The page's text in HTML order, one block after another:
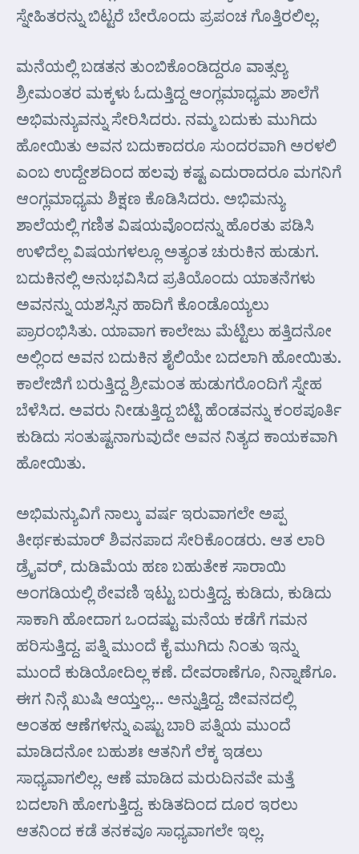
ಸ್ನೇಹಿತರನ್ನು ಬಿಟ್ಟರೆ ಬೇರೊಂದು ಪ್ರಪಂಚ ಗೊತ್ತಿರಲಿಲ್ಲ.
ಮನೆಯಲ್ಲಿ ಬಡತನ ತುಂಬಿಕೊಂಡಿದ್ದರೂ ವಾತ್ಸಲ್ಯ
ಶ್ರೀಮಂತರ ಮಕ್ಕಳು ಓದುತ್ತಿದ್ದ ಆಂಗ್ಲಮಾಧ್ಯಮ ಶಾಲೆಗೆ
ಅಭಿಮನ್ಯುವನ್ನು ಸೇರಿಸಿದರು. ನಮ್ಮ ಬದುಕು ಮುಗಿದು
ಹೋಯಿತು ಅವನ ಬದುಕಾದರೂ ಸುಂದರವಾಗಿ ಅರಳಲಿ
ಎಂಬ ಉದ್ದೇಶದಿಂದ ಹಲವು ಕಷ್ಟ ಎದುರಾದರೂ ಮಗನಿಗೆ
ಆಂಗ್ಲಮಾಧ್ಯಮ ಶಿಕ್ಷಣ ಕೊಡಿಸಿದರು. ಅಭಿಮನ್ಯು
ಶಾಲೆಯಲ್ಲಿ ಗಣಿತ ವಿಷಯವೊಂದನ್ನು ಹೊರತು ಪಡಿಸಿ
ಉಳಿದೆಲ್ಲ ವಿಷಯಗಳಲ್ಲೂ ಅತ್ಯಂತ ಚುರುಕಿನ ಹುಡುಗ.
ಬದುಕಿನಲ್ಲಿ ಅನುಭವಿಸಿದ ಪ್ರತಿಯೊಂದು ಯಾತನೆಗಳು
ಅವನನ್ನು ಯಶಸ್ಸಿನ ಹಾದಿಗೆ ಕೊಂಡೊಯ್ಯಲು
ಪ್ರಾರಂಭಿಸಿತು. ಯಾವಾಗ ಕಾಲೇಜು ಮೆಟ್ಟಿಲು ಹತ್ತಿದನೋ
ಅಲ್ಲಿಂದ ಅವನ ಬದುಕಿನ ಶೈಲಿಯೇ ಬದಲಾಗಿ ಹೋಯಿತು.
ಕಾಲೇಜಿಗೆ ಬರುತ್ತಿದ್ದ ಶ್ರೀಮಂತ ಹುಡುಗರೊಂದಿಗೆ ಸ್ನೇಹ
ಬೆಳೆಸಿದ. ಅವರು ನೀಡುತ್ತಿದ್ದ ಬಿಟ್ಟಿ ಹೆಂಡವನ್ನು ಕಂಠಪೂರ್ತಿ
ಕುಡಿದು ಸಂತುಷ್ಟನಾಗುವುದೇ ಅವನ ನಿತ್ಯದ ಕಾಯಕವಾಗಿ
ಹೋಯಿತು.
ಅಭಿಮನ್ಯುವಿಗೆ ನಾಲ್ಕು ವರ್ಷ ಇರುವಾಗಲೇ ಅಪ್ಪ
ತೀರ್ಥಕುಮಾರ್ ಶಿವನಪಾದ ಸೇರಿಕೊಂಡರು. ಆತ ಲಾರಿ
ಡ್ರೈವರ್, ದುಡಿಮೆಯ ಹಣ ಬಹುತೇಕ ಸಾರಾಯಿ
ಅಂಗಡಿಯಲ್ಲಿ ಠೇವಣಿ ಇಟ್ಟು ಬರುತ್ತಿದ್ದ. ಕುಡಿದು, ಕುಡಿದು
ಸಾಕಾಗಿ ಹೋದಾಗ ಒಂದಷ್ಟು ಮನೆಯ ಕಡೆಗೆ ಗಮನ
ಹರಿಸುತ್ತಿದ್ದ. ಪತ್ನಿ ಮುಂದೆ ಕೈ ಮುಗಿದು ನಿಂತು ಇನ್ನು
ಮುಂದೆ ಕುಡಿಯೋದಿಲ್ಲ ಕಣೆ. ದೇವರಾಣೆಗೂ, ನಿನ್ನಾಣೆಗೂ.
ಈಗ ನಿನ್ಗೆ ಖುಷಿ ಆಯ್ತಲ್ಲ… ಅನ್ನುತ್ತಿದ್ದ. ಜೀವನದಲ್ಲಿ
ಅಂತಹ ಆಣೆಗಳನ್ನು ಎಷ್ಟು ಬಾರಿ ಪತ್ನಿಯ ಮುಂದೆ
ಮಾಡಿದನೋ ಬಹುಶಃ ಆತನಿಗೆ ಲೆಕ್ಕ ಇಡಲು
ಸಾಧ್ಯವಾಗಲಿಲ್ಲ. ಆಣೆ ಮಾಡಿದ ಮರುದಿನವೇ ಮತ್ತೆ
ಬದಲಾಗಿ ಹೋಗುತ್ತಿದ್ದ. ಕುಡಿತದಿಂದ ದೂರ ಇರಲು
ಆತನಿಂದ ಕಡೆ ತನಕವೂ ಸಾಧ್ಯವಾಗಲೇ ಇಲ್ಲ.